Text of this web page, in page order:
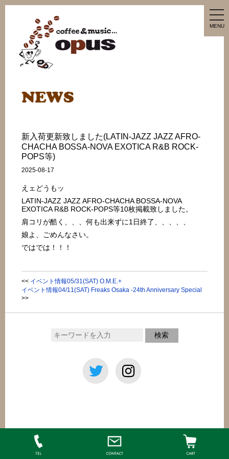
MENU
新入荷更新致しました(LATIN-JAZZ JAZZ AFRO-
CHACHA BOSSA-NOVA EXOTICA R&B ROCK-
POPS等)
2025-08-17
えェどうもッ
LATIN-JAZZ JAZZ AFRO-CHACHA BOSSA-NOVA
EXOTICA R&B ROCK-POPS等10枚掲載致しました。
肩コリが酷く、、、何も出来ずに1日終了、、、、、
娘よ、ごめんなさい。
ではでは！！！
<< イベント情報05/31(SAT) O.M.E.+
イベント情報04/11(SAT) Freaks Osaka -24th Anniversary Special
>>